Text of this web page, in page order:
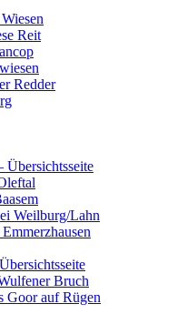
Reit
Redder
Übersichtsseite
Weilburg/Lahn
Bruch
Goor auf Rügen